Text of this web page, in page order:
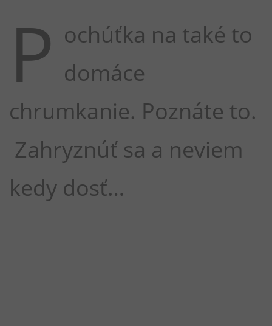
P ochúťka na také to
domáce
chrumkanie. Poznáte to.
Zahryznúť sa a neviem
kedy dosť…